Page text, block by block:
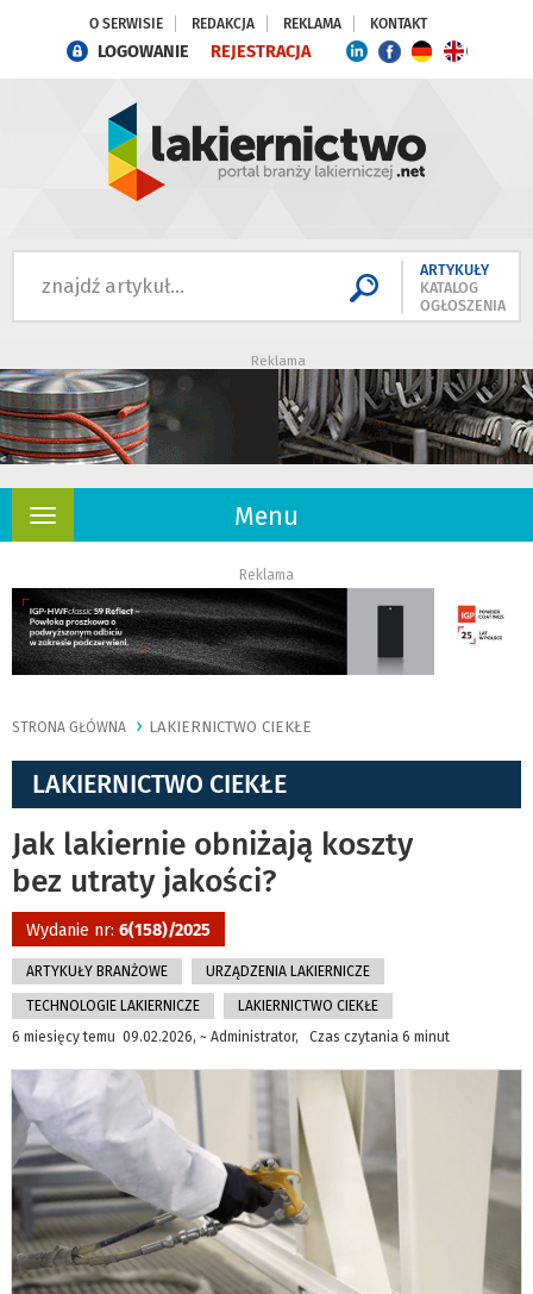
O SERWISIE REDAKCJA REKLAMA KONTAKT
LOGOWANIE REJESTRACJA
ARTYKUŁY
KATALOG
OGŁOSZENIA
Reklama
Menu
Rozwiń
Reklama
STRONA GŁÓWNA LAKIERNICTWO CIEKŁE
LAKIERNICTWO CIEKŁE
Jak lakiernie obniżają koszty
bez utraty jakości?
Wydanie nr: 6(158)/2025
ARTYKUŁY BRANŻOWE URZĄDZENIA LAKIERNICZE
TECHNOLOGIE LAKIERNICZE
LAKIERNICTWO CIEKŁE
6 miesięcy temu 09.02.2026, ~ Administrator, Czas czytania 6 minut